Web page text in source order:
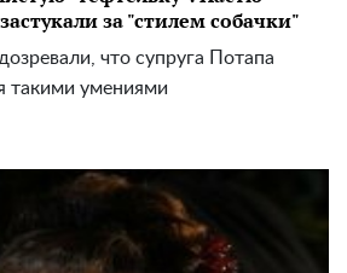
за "стилем собачки"
что супруга Потапа
такими умениями